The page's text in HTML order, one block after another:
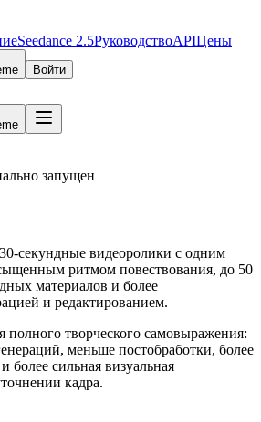
Seedance 2.5РуководствоAPIЦены
Войти
запущен
секундные видеоролики с одним
ритмом повествования, до 50
материалов и более
и редактированием.
полного творческого самовыражения:
меньше постобработки, более
более сильная визуальная
кадра.